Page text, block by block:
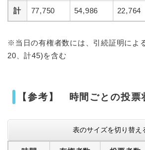
計 77,750 54,986 22,764
※当日の有権者数には、引続証明によ
20、計45)を含む
【 参考】 時間ごとの投票
表のサイズを切り替え